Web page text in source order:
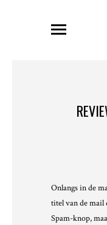
Onlangs in de
titel van de mail
Spam-knop,